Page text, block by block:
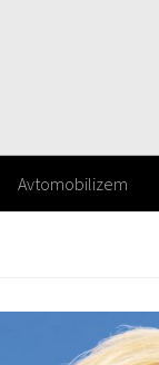
Avtomobilizem